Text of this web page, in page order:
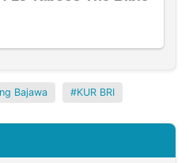
Bajawa KUR BRI